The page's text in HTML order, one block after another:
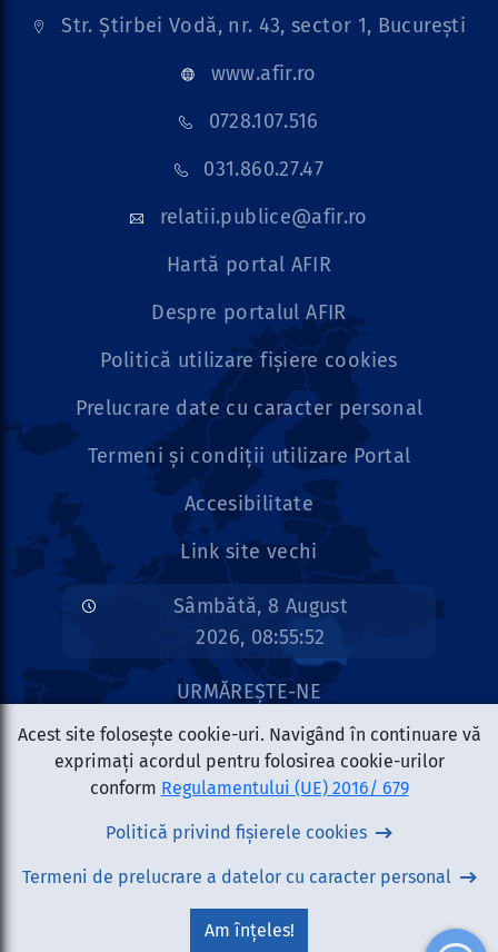
Sâmbătă, 8 August
2026, 08:55:52
URMĂREȘTE-NE
Hartă portal AFIR
Despre portalul AFIR
Politică utilizare fișiere cookies
Prelucrare date cu caracter personal
Termeni și condiții utilizare Portal
Accesibilitate
Link site vechi
Str. Știrbei Vodă, nr. 43, sector 1, București
www.afir.ro
0728.107.516
031.860.27.47
relatii.publice@afir.ro
Copyright © 2026 AFIR - Toate drepturile rezervate.
sunt distribuite GRATUIT și nu sunt destinate comercializării.
Europene. Întreaga responsabilitate referitoare la
corectitudinea și coerența acestor informații aparține celor
Acest site folosește cookie-uri. Navigând în continuare vă
exprimați acordul pentru folosirea cookie-urilor
conform Regulamentului (UE) 2016/ 679
Politică privind fișierele cookies
Termeni de prelucrare a datelor cu caracter personal
Am înțeles!